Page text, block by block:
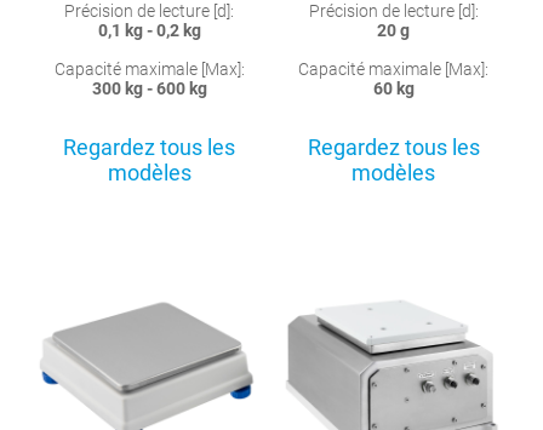
Précision de lecture [d]:
0,1 kg - 0,2 kg
Capacité maximale [Max]:
300 kg - 600 kg
Regardez tous les
modèles
Précision de lecture [d]:
20 g
Capacité maximale [Max]:
60 kg
Regardez tous les
modèles